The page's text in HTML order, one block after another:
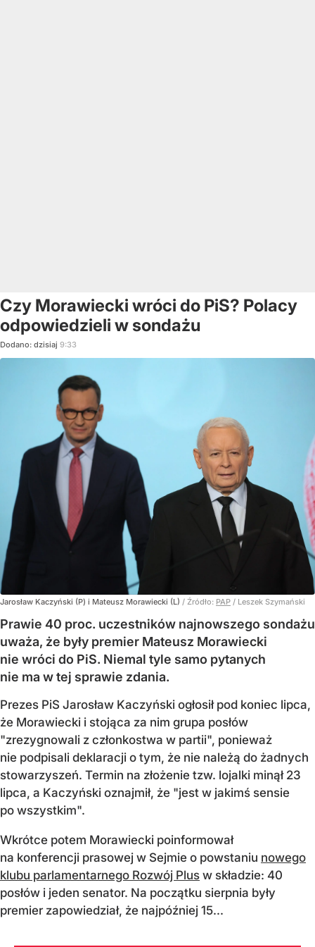
Czy Morawiecki wróci do PiS? Polacy
odpowiedzieli w sondażu
Dodano: dzisiaj 9:33
Jarosław Kaczyński (P) i Mateusz Morawiecki (L) / Źródło: PAP / Leszek Szymański
Prawie 40 proc. uczestników najnowszego sondażu
uważa, że były premier Mateusz Morawiecki
nie wróci do PiS. Niemal tyle samo pytanych
nie ma w tej sprawie zdania.
Prezes PiS Jarosław Kaczyński ogłosił pod koniec lipca,
że Morawiecki i stojąca za nim grupa posłów
"zrezygnowali z członkostwa w partii", ponieważ
nie podpisali deklaracji o tym, że nie należą do żadnych
stowarzyszeń. Termin na złożenie tzw. lojalki minął 23
lipca, a Kaczyński oznajmił, że "jest w jakimś sensie
po wszystkim".
Wkrótce potem Morawiecki poinformował
na konferencji prasowej w Sejmie o powstaniu nowego
klubu parlamentarnego Rozwój Plus w składzie: 40
posłów i jeden senator. Na początku sierpnia były
premier zapowiedział, że najpóźniej 15...